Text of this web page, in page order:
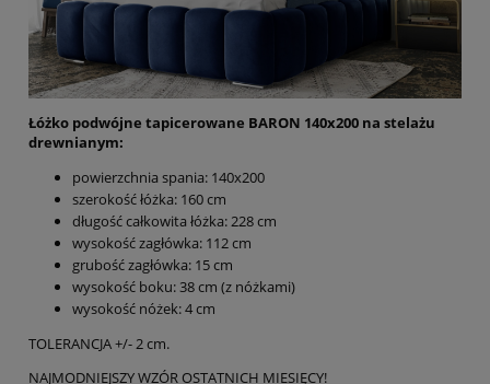
Łóżko podwójne tapicerowane BARON 140x200 na stelażu
drewnianym:
powierzchnia spania: 140x200
szerokość łóżka: 160 cm
długość całkowita łóżka: 228 cm
wysokość zagłówka: 112 cm
grubość zagłówka: 15 cm
wysokość boku: 38 cm (z nóżkami)
wysokość nóżek: 4 cm
TOLERANCJA +/- 2 cm.
NAJMODNIEJSZY WZÓR OSTATNICH MIESIĘCY!